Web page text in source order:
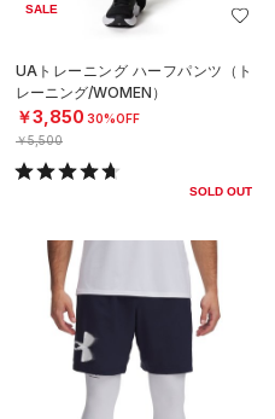
SALE
UAトレーニング ハーフパンツ（ト
レーニング/WOMEN）
￥3,850 30%OFF
￥5,500
SOLD OUT